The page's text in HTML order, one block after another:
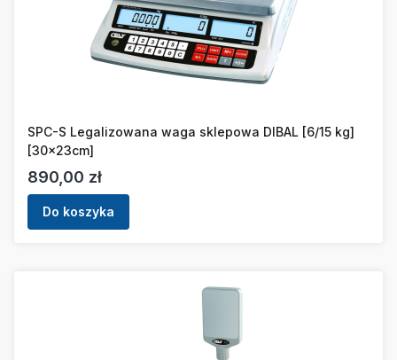
SPC-S Legalizowana waga sklepowa DIBAL [6/15 kg]
[30x23cm]
Cena
890,00 zł
Do koszyka